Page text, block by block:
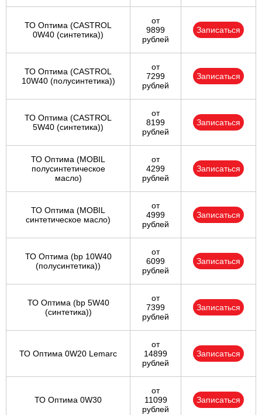
ТО Оптима (CASTROL
0W40 (синтетика))
от
9899
рублей
Записаться
ТО Оптима (CASTROL
10W40 (полусинтетика))
от
7299
рублей
Записаться
ТО Оптима (CASTROL
5W40 (синтетика))
от
8199
рублей
Записаться
ТО Оптима (MOBIL
полусинтетическое
масло)
от
4299
рублей
Записаться
ТО Оптима (MOBIL
синтетическое масло)
от
4999
рублей
Записаться
ТО Оптима (bp 10W40
(полусинтетика))
от
6099
рублей
Записаться
ТО Оптима (bp 5W40
(синтетика))
от
7399
рублей
Записаться
ТО Оптима 0W20 Lemarc
от
14899
рублей
Записаться
ТО Оптима 0W30
от
11099
рублей
Записаться